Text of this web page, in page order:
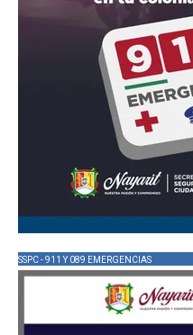
SSPC - 911 Y 089 EMERGENCIAS